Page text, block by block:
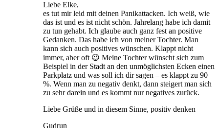
Liebe Elke,
es tut mir leid mit deinen Panikattacken. Ich weiß, wie
das ist und es ist nicht schön. Jahrelang habe ich damit
zu tun gehabt. Ich glaube auch ganz fest an positive
Gedanken. Das habe ich von meiner Tochter. Man
kann sich auch positives wünschen. Klappt nicht
immer, aber oft 😉 Meine Tochter wünscht sich zum
Beispiel in der Stadt an den unmöglichsten Ecken einen
Parkplatz und was soll ich dir sagen – es klappt zu 90
%. Wenn man zu negativ denkt, dann steigert man sich
zu sehr darein und es kommt nur negatives zurück.
Liebe Grüße und in diesem Sinne, positiv denken
Gudrun